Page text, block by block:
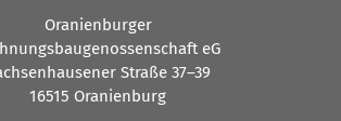
1+2
in Mehrfamilienhäuser
zur Müllentsorgung!
gesucht – Vertreterwahl 2030
Oranienburger
eG
Straße 37–39
16515 Oranienburg